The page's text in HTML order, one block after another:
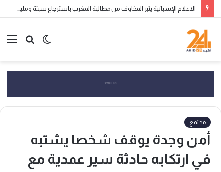
الاعلام الإسبانية يثير المخاوف من مطالبة المغرب باسترجاع سبتة ومليلية المحتلتين
بحث
الوضع
مجتمع
أمن وجدة يوقف شخصا يشتبه
في ارتكابه حادثة سير عمدية مع